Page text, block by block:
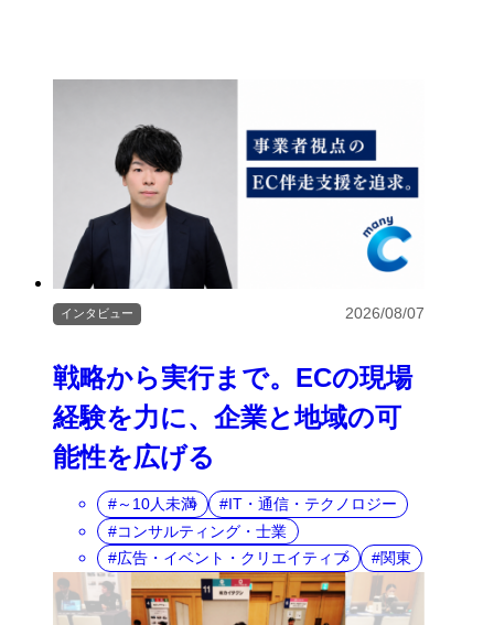
戦略から実行まで。ECの現場
経験を力に、企業と地域の可
能性を広げる
インタビュー 2026/08/07
～10人未満
IT・通信・テクノロジー
コンサルティング・士業
広告・イベント・クリエイティブ
関東